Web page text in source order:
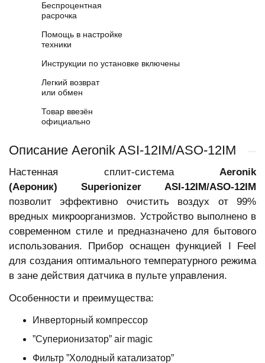
Беспроцентная
расрочка
Помощь в настройке
техники
Инструкции по установке включены
Легкий возврат
или обмен
Товар ввезён
официально
Описание Aeronik ASI-12IM/ASO-12IM
Настенная сплит-система Aeronik
(Аероник) Superionizer ASI-12IM/ASO-12IM
позволит эффективно очистить воздух от 99%
вредных микроорганизмов. Устройство выполнено в
современном стиле и предназначено для бытового
использования. Прибор оснащен функцией I Feel
для создания оптимального температурного режима
в зане действия датчика в пульте управления.
Особенности и преимущества:
Инверторный компрессор
”Суперионизатор” air magic
Фильтр ”Холодный катализатор”